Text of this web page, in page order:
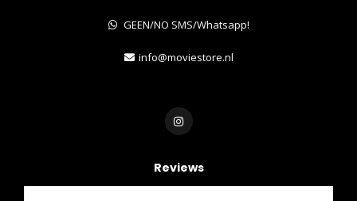
GEEN/NO SMS/Whatsapp!
info@moviestore.nl
Reviews